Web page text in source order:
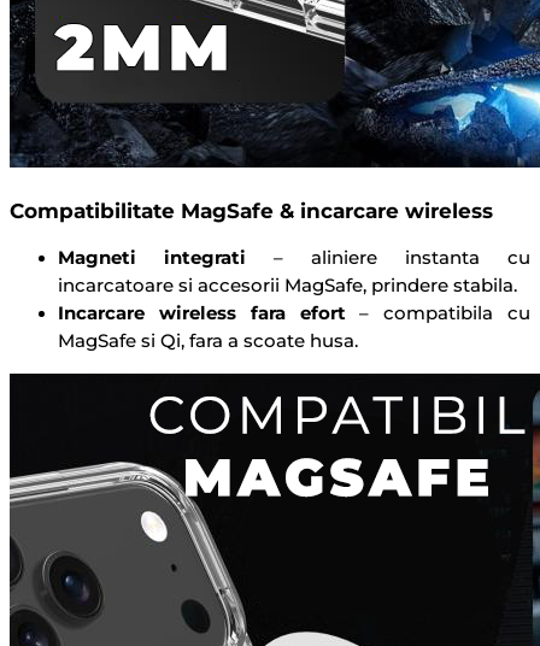
Compatibilitate MagSafe & incarcare wireless
Magneti integrati – aliniere instanta cu
incarcatoare si accesorii MagSafe, prindere stabila.
Incarcare wireless fara efort– compatibila cu
MagSafe si Qi, fara a scoate husa.